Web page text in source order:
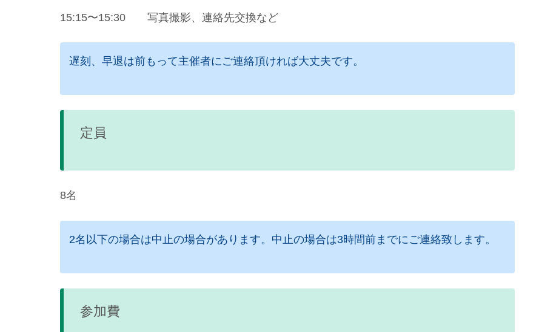
15:15〜15:30 写真撮影、連絡先交換など
遅刻、早退は前もって主催者にご連絡頂ければ大丈夫です。
定員
8名
2名以下の場合は中止の場合があります。中止の場合は3時間前までにご連絡致します。
参加費